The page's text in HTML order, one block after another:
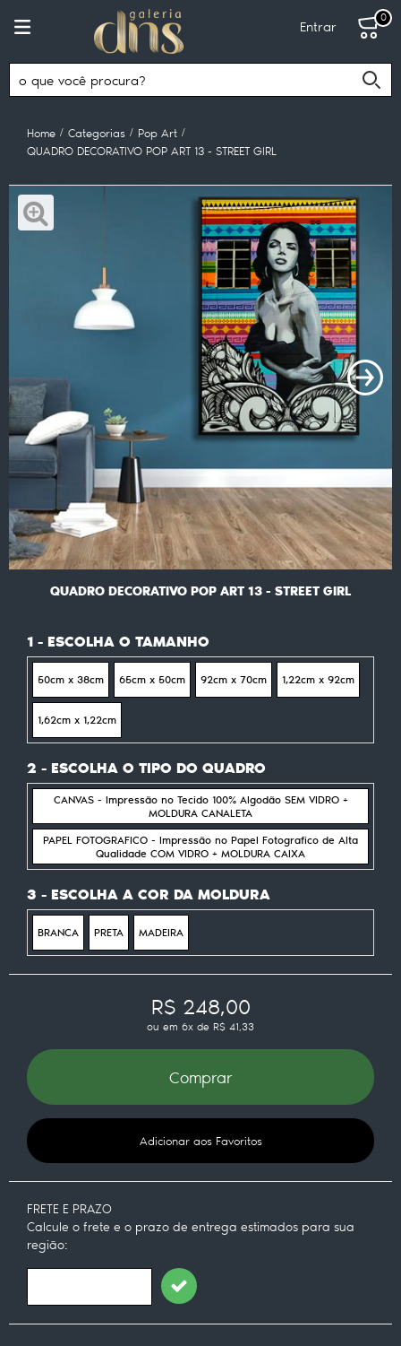
Entrar
0
Home Categorias
Pop Art
QUADRO DECORATIVO POP ART 13 - STREET GIRL
QUADRO DECORATIVO POP ART 13 - STREET GIRL
1 - ESCOLHA O TAMANHO
50cm x 38cm 65cm x 50cm 92cm x 70cm 1,22cm x 92cm
1,62cm x 1,22cm
2 - ESCOLHA O TIPO DO QUADRO
CANVAS - Impressão no Tecido 100% Algodão SEM VIDRO +
MOLDURA CANALETA
PAPEL FOTOGRAFICO - Impressão no Papel Fotografico de Alta
Qualidade COM VIDRO + MOLDURA CAIXA
3 - ESCOLHA A COR DA MOLDURA
BRANCA PRETA MADEIRA
R$ 248,00
ou em 6x de R$ 41,33
Comprar
Adicionar aos Favoritos
FRETE E PRAZO
Calcule o frete e o prazo de entrega estimados para sua
região: